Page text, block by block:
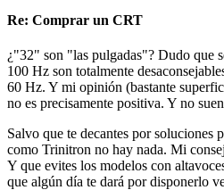
Re: Comprar un CRT
¿"32" son "las pulgadas"? Dudo que
100 Hz son totalmente
60 Hz. Y mi opinión (bastante
no es precisamente positiva. Y no
Salvo que te decantes por soluciones
como Trinitron no hay nada. Mi
Y que evites los modelos con
que algún día te dará por disponerlo